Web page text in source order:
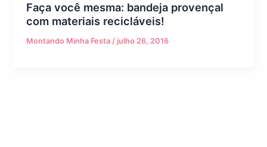
Faça você mesma: bandeja provençal
com materiais recicláveis!
Montando Minha Festa/ julho 26, 2016